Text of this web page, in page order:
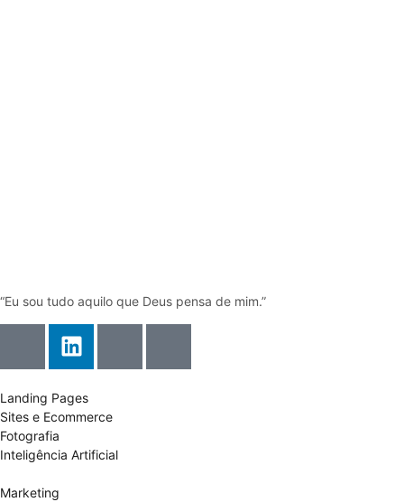
“Eu sou tudo aquilo que Deus pensa de mim.”
Landing Pages
Sites e Ecommerce
Fotografia
Inteligência Artificial
Marketing